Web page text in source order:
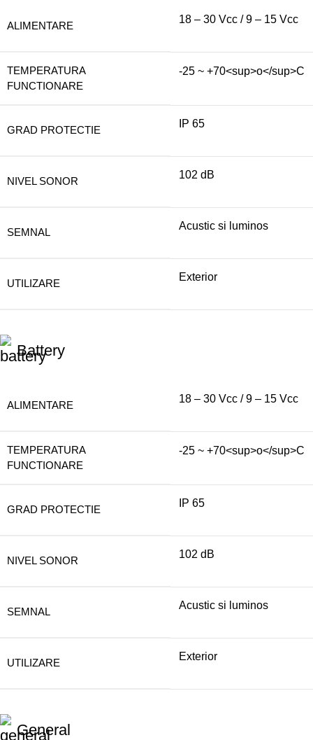
ALIMENTARE
18 – 30 Vcc / 9 – 15 Vcc
TEMPERATURA
FUNCTIONARE
-25 ~ +70<sup>o</sup>C
GRAD PROTECTIE
IP 65
NIVEL SONOR
102 dB
SEMNAL
Acustic si luminos
UTILIZARE
Exterior
Battery
ALIMENTARE
18 – 30 Vcc / 9 – 15 Vcc
TEMPERATURA
FUNCTIONARE
-25 ~ +70<sup>o</sup>C
GRAD PROTECTIE
IP 65
NIVEL SONOR
102 dB
SEMNAL
Acustic si luminos
UTILIZARE
Exterior
General